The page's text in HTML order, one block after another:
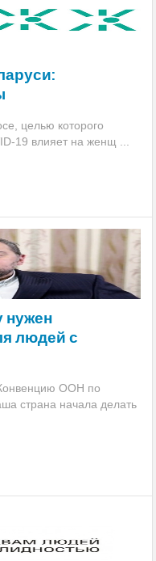
целью которого
19 влияет на женщ ...
нужен
людей с
ООН по
страна начала делать